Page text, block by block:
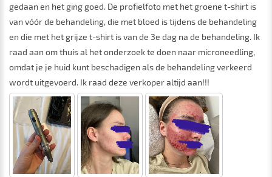
gedaan en het ging goed. De profielfoto met het groene t-shirt is
van vóór de behandeling, die met bloed is tijdens de behandeling
en die met het grijze t-shirt is van de 3e dag na de behandeling. Ik
raad aan om thuis al het onderzoek te doen naar microneedling,
omdat je je huid kunt beschadigen als de behandeling verkeerd
wordt uitgevoerd. Ik raad deze verkoper altijd aan!!!